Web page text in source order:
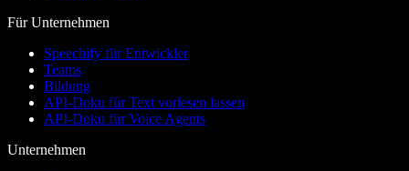
Für Unternehmen
Speechify für Entwickler
Teams
Bildung
API-Doku für Text vorlesen lassen
API-Doku für Voice Agents
Unternehmen